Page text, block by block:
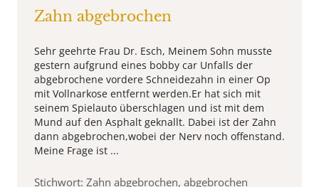
Zahn abgebrochen
Sehr geehrte Frau Dr. Esch, Meinem Sohn musste
gestern aufgrund eines bobby car Unfalls der
abgebrochene vordere Schneidezahn in einer Op
mit Vollnarkose entfernt werden.Er hat sich mit
seinem Spielauto überschlagen und ist mit dem
Mund auf den Asphalt geknallt. Dabei ist der Zahn
dann abgebrochen,wobei der Nerv noch offenstand.
Meine Frage ist ...
Stichwort: Zahn abgebrochen, abgebrochen